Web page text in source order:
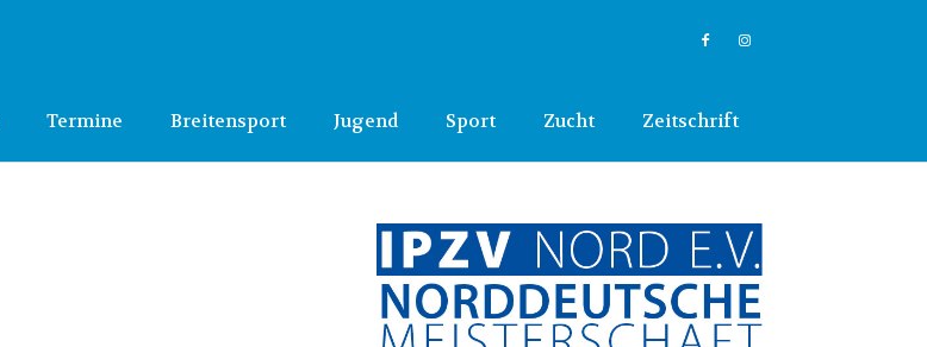
Termine Breitensport Jugend Sport Zucht Zeitschrift